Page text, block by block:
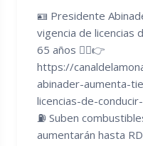
🪪 Presidente
vigencia de licencias
65 años ⛓️‍💥👉
https://
abinader-aumenta-
licencias-de-
⛽ Suben
aumentarán hasta